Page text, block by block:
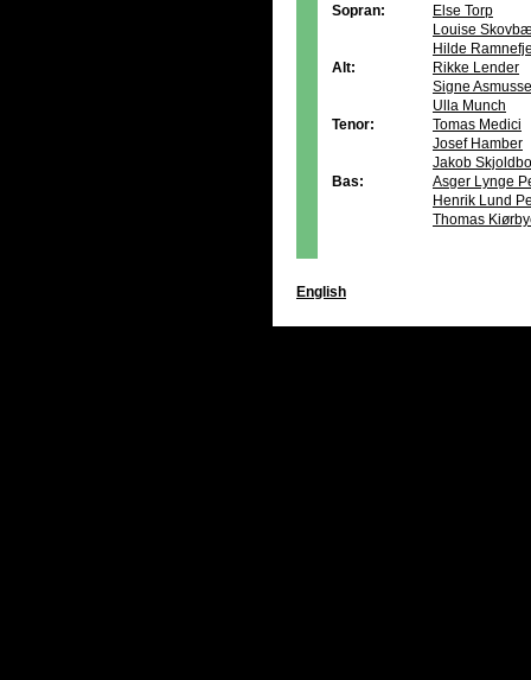
Sopran:
Else Torp
Louise
Hilde
Alt:
Rikke Lender
Signe
Ulla Munch
Tenor:
Tomas Medici
Josef Hamber
Jakob
Bas:
Asger Lynge
Henrik Lund
Thomas
English